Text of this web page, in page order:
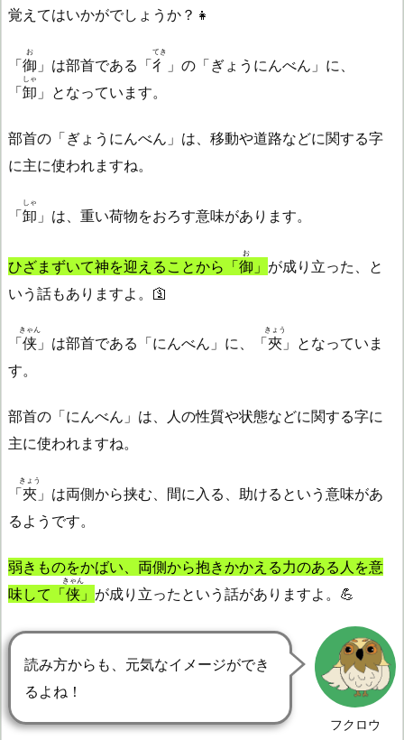
覚えてはいかがでしょうか？👧
「御
お
」は部首である「彳
てき
」の「ぎょうにんべん」に、
「卸
しゃ
」となっています。
部首の「ぎょうにんべん」は、移動や道路などに関する字
に主に使われますね。
「卸
しゃ
」は、重い荷物をおろす意味があります。
ひざまずいて神を迎えることから「御
お
」 が成り立った、と
いう話もありますよ。🛐
「侠
きゃん
」は部首である「にんべん」に、「夾
きょう
」となっていま
す。
部首の「にんべん」は、人の性質や状態などに関する字に
主に使われますね。
「夾
きょう
」は両側から挟む、間に入る、助けるという意味があ
るようです。
弱きものをかばい、両側から抱きかかえる力のある人を意
味して「侠
きゃん
」 が成り立ったという話がありますよ。💪
フクロウ
読み方からも、元気なイメージができ
るよね！